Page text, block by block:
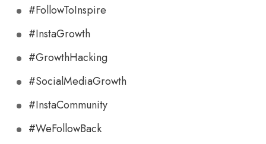
#FollowToInspire
#InstaGrowth
#GrowthHacking
#SocialMediaGrowth
#InstaCommunity
#WeFollowBack